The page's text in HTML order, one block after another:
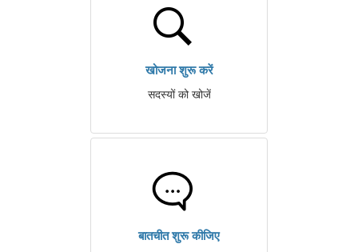
खोजना शुरू करें
सदस्यों को खोजें
बातचीत शुरू कीजिए